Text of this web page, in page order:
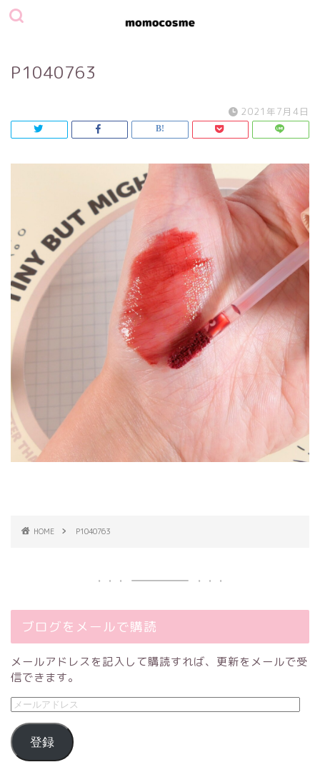
P1040763
2021年7月4日
HOME P1040763
ブログをメールで購読
メールアドレスを記入して購読すれば、更新をメールで受
信できます。
登録